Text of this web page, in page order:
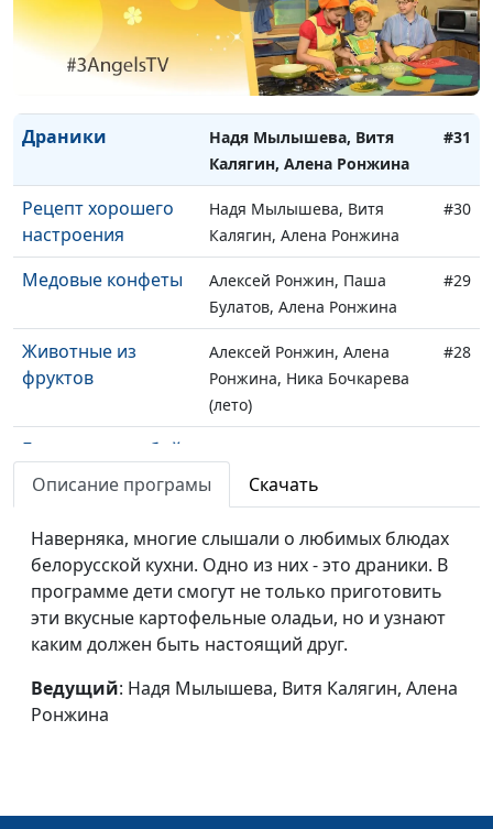
Квашеная капуста
Алексей Ронжин, Алена
Ронжина, Егор Козуля
(белое)
#32
Драники
Надя Мылышева, Витя
Калягин, Алена Ронжина
#31
Рецепт хорошего
настроения
Надя Мылышева, Витя
Калягин, Алена Ронжина
#30
Медовые конфеты
Алексей Ронжин, Паша
Булатов, Алена Ронжина
#29
Животные из
фруктов
Алексей Ронжин, Алена
Ронжина, Ника Бочкарева
(лето)
#28
Буррито на любой
вкус
Калягин, Алена Ронжина
Калягин, Алена Ронжина
Печенье "Азнак"
Алексей Ронжин, Алена
Ронжина, Витя Калягин
(белое)
Веселые поделки
Алексей Ронжин, Алена
#24
Малов, Алена Ронжина
Описание програмы Скачать
Наверняка, многие слышали о любимых блюдах
белорусской кухни. Одно из них - это драники. В
программе дети смогут не только приготовить
эти вкусные картофельные оладьи, но и узнают
каким должен быть настоящий друг.
Ведущий: Надя Мылышева, Витя Калягин, Алена
Ронжина